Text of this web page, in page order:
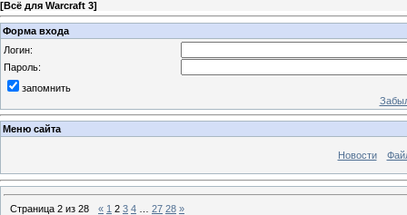
[Всё для Warcraft 3]
Форма входа
Логин:
Пароль:
запомнить
Меню сайта
Новости
Страница 2 из 28 « 1 2 3 4 27 28 »